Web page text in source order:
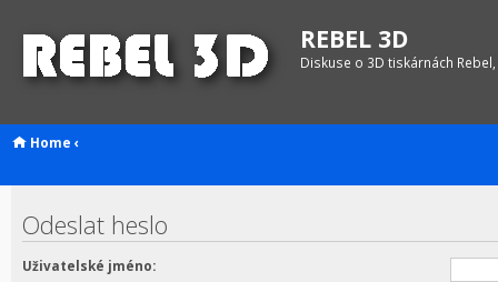
REBEL 3D
Diskuse o 3D tiskárnách
Home ‹
Odeslat heslo
Uživatelské jméno: